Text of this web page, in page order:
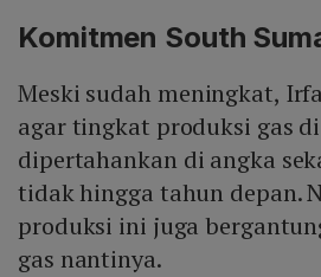
Komitmen South
Meski sudah meningkat,
agar tingkat produksi gas di
dipertahankan di angka
tidak hingga tahun depan.
produksi ini juga
gas nantinya.